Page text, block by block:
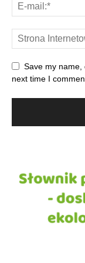
Save my name,
next time I